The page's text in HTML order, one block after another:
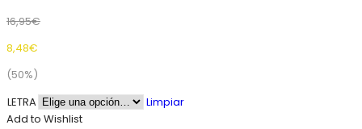
16,95€
8,48€
(50%)
LETRA
Limpiar
Add to Wishlist